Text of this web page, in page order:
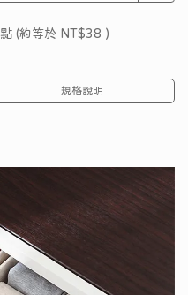
點 (約等於 NT$38 )
規格說明